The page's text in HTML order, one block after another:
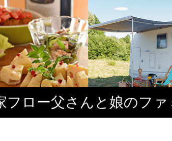
フロー父さんと娘のフ